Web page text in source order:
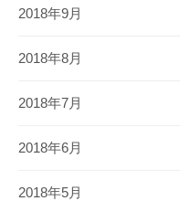
2018年9月
2018年8月
2018年7月
2018年6月
2018年5月